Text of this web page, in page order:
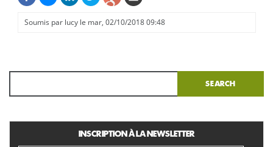
Soumis par lucyle mar, 02/10/2018 09:48
Search
INSCRIPTION À LA NEWSLETTER